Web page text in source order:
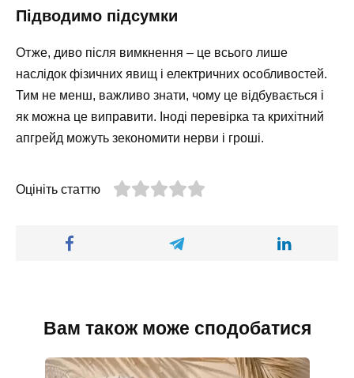
Підводимо підсумки
Отже, диво після вимкнення – це всього лише
наслідок фізичних явищ і електричних особливостей.
Тим не менш, важливо знати, чому це відбувається і
як можна це виправити. Іноді перевірка та крихітний
апгрейд можуть зекономити нерви і гроші.
Оцініть статтю
Вам також може сподобатися